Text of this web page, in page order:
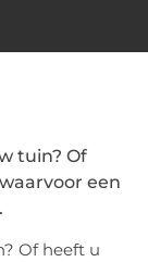
tuin? Of
een
Of heeft u